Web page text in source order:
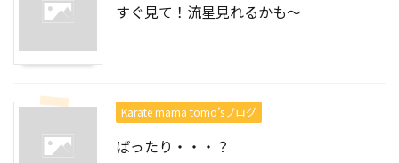
すぐ見て！流星見れるかも～
Karate mama tomo’sブログ
ばったり・・・？